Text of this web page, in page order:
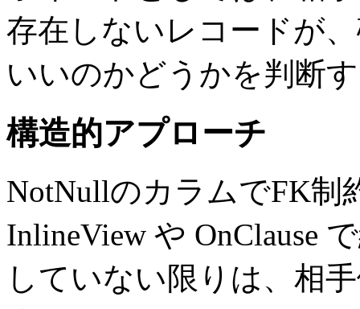
存在しないレコードが
いいのかどうかを判断
構造的アプローチ
NotNullのカラムでFK制
InlineView や OnClause
していない限りは、相